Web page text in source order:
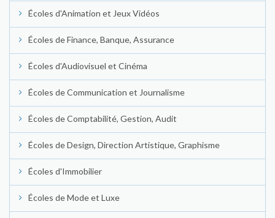
Écoles d'Animation et Jeux Vidéos
Écoles de Finance, Banque, Assurance
Écoles d'Audiovisuel et Cinéma
Écoles de Communication et Journalisme
Écoles de Comptabilité, Gestion, Audit
Écoles de Design, Direction Artistique, Graphisme
Écoles d'Immobilier
Écoles de Mode et Luxe